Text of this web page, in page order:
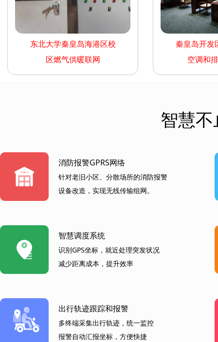
东北大学秦皇岛海港区校
区燃气供暖联网
秦皇岛开发
空调和
智慧不
消防报警GPRS网络
针对老旧小区、分散场所的消防报警
设备改造，实现无线传输组网。
智慧调度系统
识别GPS坐标，就近处理突发状况
减少距离成本，提升效率
出行轨迹跟踪和报警
多终端采集出行轨迹，统一监控
报警自动汇报坐标，方便快捷